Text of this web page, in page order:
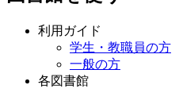
利用ガイド
学生・教職員の方
一般の方
各図書館